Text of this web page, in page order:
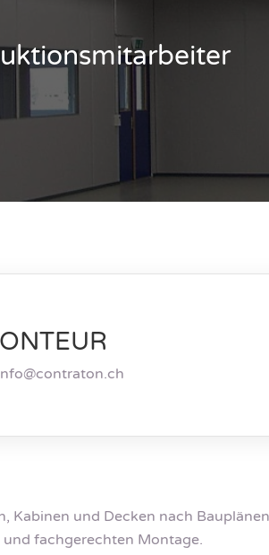
Kabinen und Decken nach
fachgerechten Montage.